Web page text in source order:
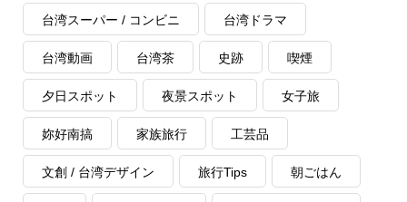
台湾スーパー / コンビニ 台湾ドラマ
台湾動画 台湾茶 史跡 喫煙
夕日スポット 夜景スポット 女子旅
妳好南搞 家族旅行 工芸品
文創 / 台湾デザイン 旅行Tips 朝ごはん